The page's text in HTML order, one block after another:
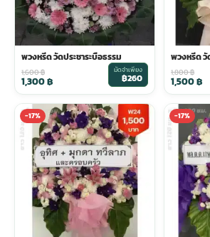
พวงหรีด วัดประชาระบือธรรม
1,600฿
1,300฿
มัดจำเพียง
฿260
พวงหรีด
1,800฿
1,500฿
-17% -17%